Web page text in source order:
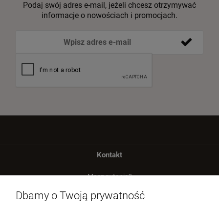
Podaj swój adres e-mail, jeżeli chcesz otrzymywać
informacje o nowościach i promocjach.
Kontakt
Masz pytania?
Dbamy o Twoją prywatność